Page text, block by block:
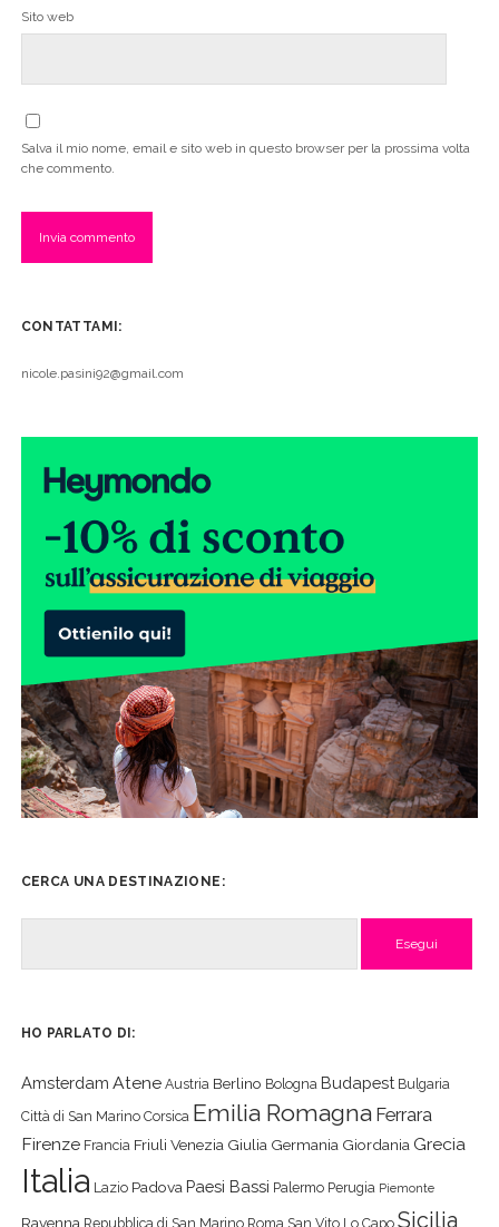
Sito web
Salva il mio nome, email e sito web in questo browser per la prossima volta
che commento.
CONTATTAMI:
nicole.pasini92@gmail.com
CERCA UNA DESTINAZIONE:
HO PARLATO DI:
Amsterdam Atene Austria Berlino Bologna Budapest Bulgaria
Città di San Marino Corsica Emilia Romagna Ferrara
Firenze Francia Friuli Venezia Giulia Germania Giordania Grecia
Italia Lazio Padova Paesi Bassi Palermo Perugia Piemonte
Ravenna Repubblica di San Marino Roma San Vito Lo Capo Sicilia